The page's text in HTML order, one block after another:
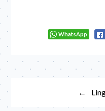
WhatsApp
Navegación